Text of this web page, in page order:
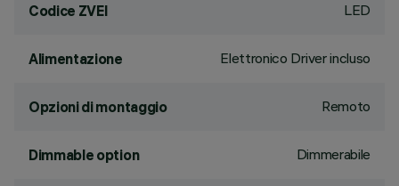
Codice ZVEI LED
Alimentazione Elettronico Driver incluso
Opzioni di montaggio Remoto
Dimmable option Dimmerabile